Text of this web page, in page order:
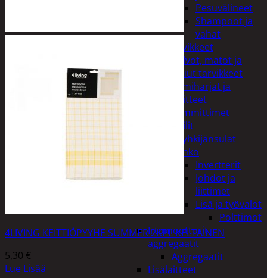
Pesuvälineet
Shampoot ja
vahat
Autotarvikkeet
Kalvot, matot ja
muut tarvikkeet
Lumiharjat ja
peitteet
Lämmittimet
Peilit
Pyyhkijänsulat
Sähkö
Invertterit
Johdot ja
liittimet
Lisä ja työvalot
Polttimot
Irtomoottorit,
aggregaatit
Aggregaatit
Lisälaitteet
4LIVING KEITTIÖPYYHE SUMMER 2KPL KELTAINEN
5,30 €
Lue Lisää